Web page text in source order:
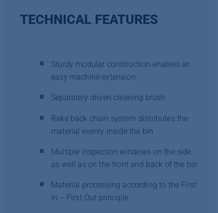
TECHNICAL FEATURES
Sturdy modular construction enables an
easy machine extension
Separately driven cleaning brush
Rake back chain system distributes the
material evenly inside the bin
Multiple inspection windows on the side
as well as on the front and back of the bin
Material processing according to the First
In – First Out principle